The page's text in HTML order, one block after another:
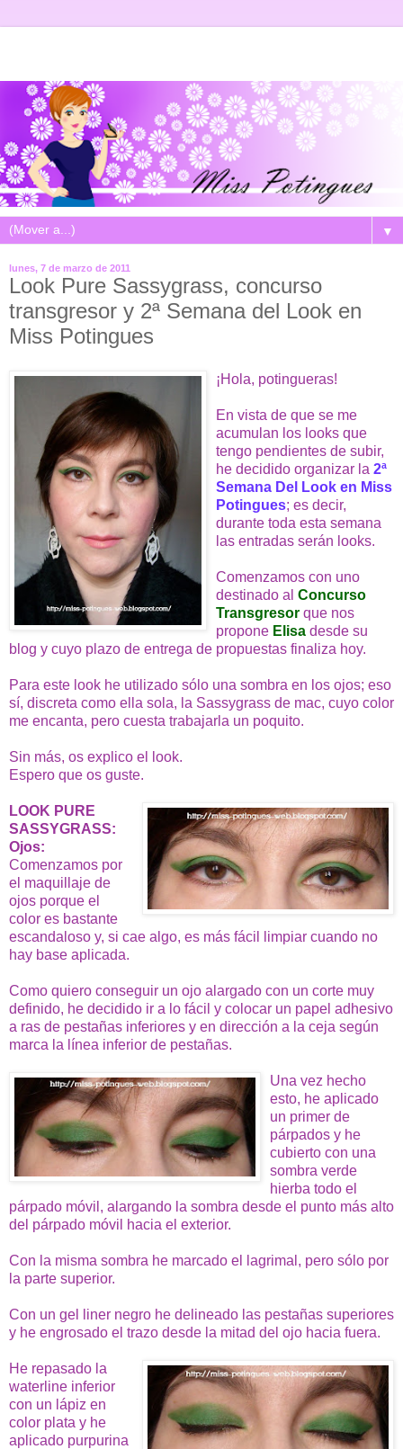
▼
lunes, 7 de marzo de 2011
Look Pure Sassygrass, concurso
transgresor y 2ª Semana del Look en
Miss Potingues
¡Hola, potingueras!
En vista de que se me
acumulan los looks que
tengo pendientes de subir,
he decidido organizar la 2ª
Semana Del Look en Miss
Potingues; es decir,
durante toda esta semana
las entradas serán looks.
Comenzamos con uno
destinado al Concurso
Transgresor que nos
propone Elisa desde su
blog y cuyo plazo de entrega de propuestas finaliza hoy.
Para este look he utilizado sólo una sombra en los ojos; eso
sí, discreta como ella sola, la Sassygrass de mac, cuyo color
me encanta, pero cuesta trabajarla un poquito.
Sin más, os explico el look.
Espero que os guste.
LOOK PURE
SASSYGRASS:
Ojos:
Comenzamos por
el maquillaje de
ojos porque el
color es bastante
escandaloso y, si cae algo, es más fácil limpiar cuando no
hay base aplicada.
Como quiero conseguir un ojo alargado con un corte muy
definido, he decidido ir a lo fácil y colocar un papel adhesivo
a ras de pestañas inferiores y en dirección a la ceja según
marca la línea inferior de pestañas.
Una vez hecho
esto, he aplicado
un primer de
párpados y he
cubierto con una
sombra verde
hierba todo el
párpado móvil, alargando la sombra desde el punto más alto
del párpado móvil hacia el exterior.
Con la misma sombra he marcado el lagrimal, pero sólo por
la parte superior.
Con un gel liner negro he delineado las pestañas superiores
y he engrosado el trazo desde la mitad del ojo hacia fuera.
He repasado la
waterline inferior
con un lápiz en
color plata y he
aplicado purpurina